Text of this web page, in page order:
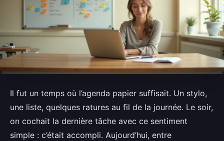
Il fut un temps où l’agenda papier suffisait. Un stylo,
une liste, quelques ratures au fil de la journée. Le soir,
on cochait la dernière tâche avec ce sentiment
simple : c’était accompli. Aujourd’hui, entre